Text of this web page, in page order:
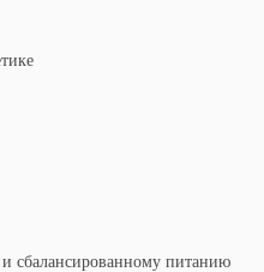
сбалансированному питанию